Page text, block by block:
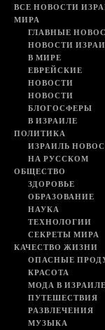
ВСЕ НОВОСТИ
МИРА
ГЛАВНЫЕ
НОВОСТИ
В МИРЕ
ЕВРЕЙСКИЕ
НОВОСТИ
НОВОСТИ
БЛОГОСФЕРЫ
В ИЗРАИЛЕ
ПОЛИТИКА
ИЗРАИЛЬ
НА РУССКОМ
ОБЩЕСТВО
ЗДОРОВЬЕ
ОБРАЗОВАНИЕ
НАУКА
ТЕХНОЛОГИИ
СЕКРЕТЫ МИРА
КАЧЕСТВО ЖИЗНИ
ОПАСНЫЕ
КРАСОТА
МОДА В ИЗРАИЛЕ
ПУТЕШЕСТВИЯ
РАЗВЛЕЧЕНИЯ
МУЗЫКА